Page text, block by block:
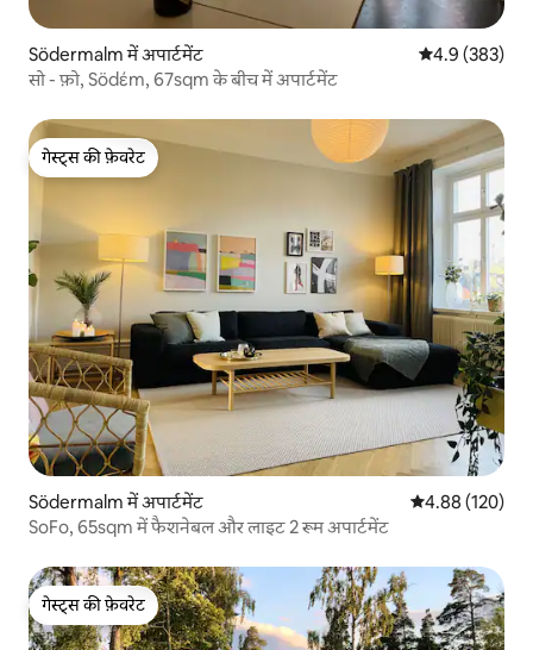
Södermalm में अपार्टमेंट औसत रेटिंग 5 में
4.9 (383)
सो - फ़ो, Södέm, 67sqm के बीच में अपार्टमेंट
गेस्ट्स की फ़ेवरेट
गेस्ट्स की फ़ेवरेट
Södermalm में अपार्टमेंट औसत रेटिंग 5 में से
4.88 (120)
SoFo, 65sqm में फैशनेबल और लाइट 2 रूम अपार्टमेंट
गेस्ट्स की फ़ेवरेट
गेस्ट्स की फ़ेवरेट